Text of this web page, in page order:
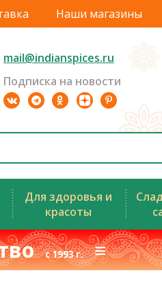
Наши магазины
mail@indianspices.ru
Подписка на новости
Для здоровья и
красоты
с 1993 г.≡